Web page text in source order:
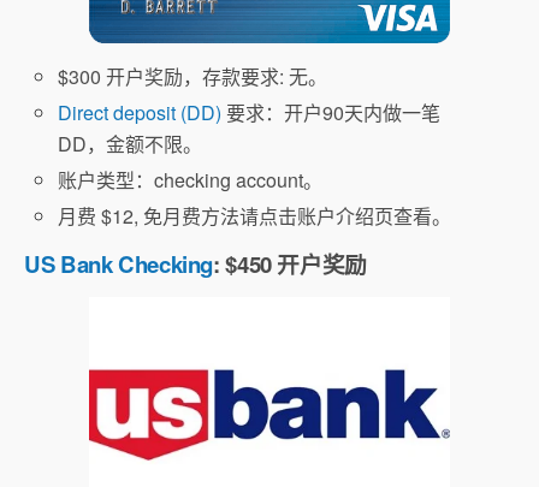
$300 开户奖励，存款要求: 无。
Direct deposit (DD) 要求：开户90天内做一笔
DD，金额不限。
账户类型：checking account。
月费 $12, 免月费方法请点击账户介绍页查看。
US Bank Checking: $450 开户奖励